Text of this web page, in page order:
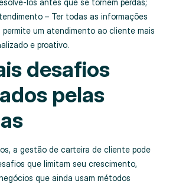
los antes que se tornem perdas;
– Ter todas as informações
um atendimento ao cliente mais
e proativo.
desafios
pelas
a gestão de carteira de cliente pode
que limitam seu crescimento,
que ainda usam métodos